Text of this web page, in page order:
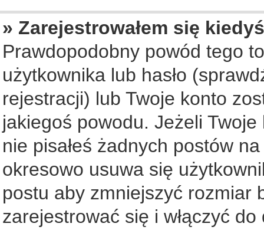
» Zarejestrowałem się
Prawdopodobny powód tego
użytkownika lub hasło
rejestracji) lub Twoje konto
jakiegoś powodu. Jeżeli
nie pisałeś żadnych postów
okresowo usuwa się
postu aby zmniejszyć rozmiar
zarejestrować się i włączyć